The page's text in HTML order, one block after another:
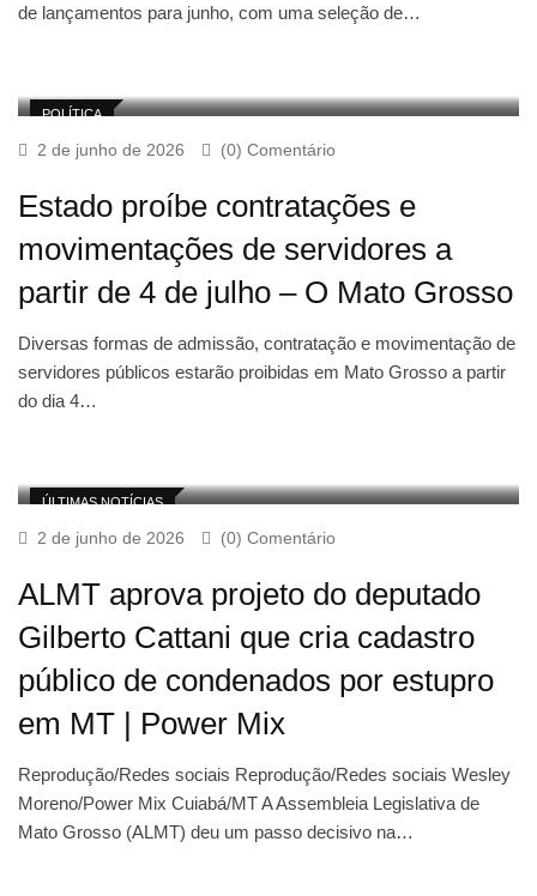
de lançamentos para junho, com uma seleção de…
POLÍTICA
2 de junho de 2026 (0) Comentário
Estado proíbe contratações e
movimentações de servidores a
partir de 4 de julho – O Mato Grosso
Diversas formas de admissão, contratação e movimentação de
servidores públicos estarão proibidas em Mato Grosso a partir
do dia 4…
ÚLTIMAS NOTÍCIAS
2 de junho de 2026 (0) Comentário
ALMT aprova projeto do deputado
Gilberto Cattani que cria cadastro
público de condenados por estupro
em MT | Power Mix
Reprodução/Redes sociais Reprodução/Redes sociais Wesley
Moreno/Power Mix Cuiabá/MT A Assembleia Legislativa de
Mato Grosso (ALMT) deu um passo decisivo na…